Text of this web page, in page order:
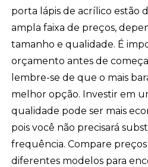
porta lápis de acrílico estão
ampla faixa de preços,
tamanho e qualidade. É
orçamento antes de
lembre-se de que o mais
melhor opção. Investir em
qualidade pode ser mais
pois você não precisará
frequência. Compare
diferentes modelos para